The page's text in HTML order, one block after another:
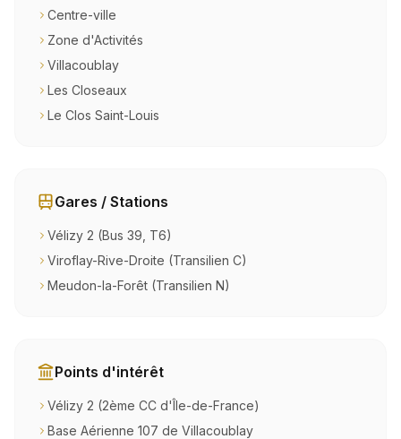
Centre-ville
Zone d'Activités
Villacoublay
Les Closeaux
Le Clos Saint-Louis
Gares / Stations
Vélizy 2 (Bus 39, T6)
Viroflay-Rive-Droite (Transilien C)
Meudon-la-Forêt (Transilien N)
Points d'intérêt
Vélizy 2 (2ème CC d'Île-de-France)
Base Aérienne 107 de Villacoublay